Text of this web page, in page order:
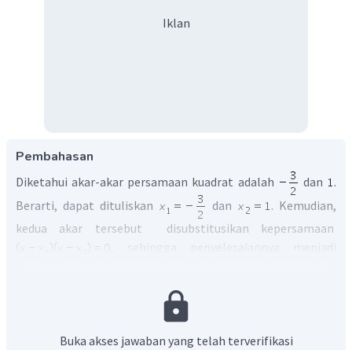
Iklan
Pembahasan
Diketahui akar-akar persamaan kuadrat adalah dan
.
Berarti, dapat dituliskan
dan
. Kemudian,
kedua akar tersebut disubstitusikan kepersamaan
Buka akses jawaban yang telah terverifikasi